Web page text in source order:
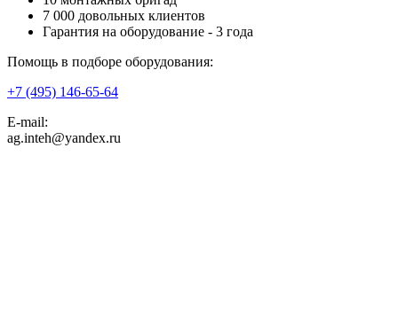
7 000 довольных клиентов
Гарантия на оборудование - 3 года
Помощь в подборе оборудования:
+7 (495) 146-65-64
E-mail:
ag.inteh@yandex.ru